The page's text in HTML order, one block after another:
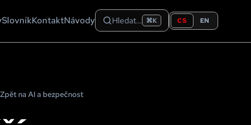
SlovníkKontaktNávody Hledat… ⌘K CS EN
Zpět na AI a bezpečnost